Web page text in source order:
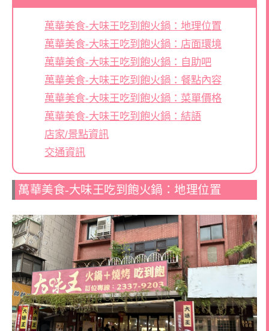
萬華美食-大味王吃到飽火鍋：地理位置
萬華美食-大味王吃到飽火鍋：店面環境
萬華美食-大味王吃到飽火鍋：自助吧
萬華美食-大味王吃到飽火鍋：餐點內容
萬華美食-大味王吃到飽火鍋：菜單價格
萬華美食-大味王吃到飽火鍋：結語
店家/景點資訊
交通資訊
萬華美食-大味王吃到飽火鍋：地理位置